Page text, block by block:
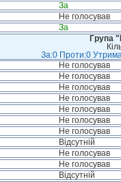
За
Не голосував
За
Група
За:0 Проти:0
Не голосував
Не голосував
Не голосував
Не голосував
Не голосував
Не голосував
Не голосував
Відсутній
Не голосував
Не голосував
Відсутній